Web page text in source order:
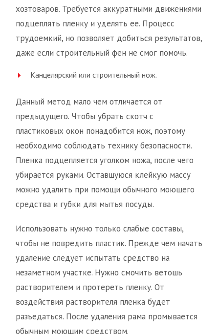
хозтоваров. Требуется аккуратными движениями
подцеплять пленку и уделять ее. Процесс
трудоемкий, но позволяет добиться результатов,
даже если строительный фен не смог помочь.
Канцелярский или строительный нож.
Данный метод мало чем отличается от
предыдущего. Чтобы убрать скотч с
пластиковых окон понадобится нож, поэтому
необходимо соблюдать технику безопасности.
Пленка подцепляется уголком ножа, после чего
убирается руками. Оставшуюся клейкую массу
можно удалить при помощи обычного моющего
средства и губки для мытья посуды.
Использовать нужно только слабые составы,
чтобы не повредить пластик. Прежде чем начать
удаление следует испытать средство на
незаметном участке. Нужно смочить ветошь
растворителем и протереть пленку. От
воздействия растворителя пленка будет
разъедаться. После удаления рама промывается
обычным моющим средством.